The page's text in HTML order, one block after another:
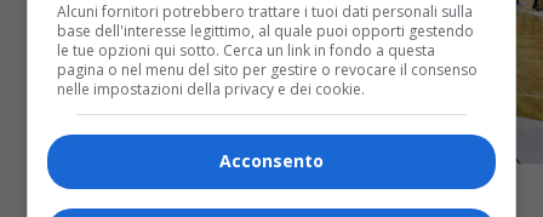
Alcuni fornitori potrebbero trattare i tuoi dati personali sulla
base dell'interesse legittimo, al quale puoi opporti gestendo
le tue opzioni qui sotto. Cerca un link in fondo a questa
pagina o nel menu del sito per gestire o revocare il consenso
nelle impostazioni della privacy e dei cookie.
Acconsento